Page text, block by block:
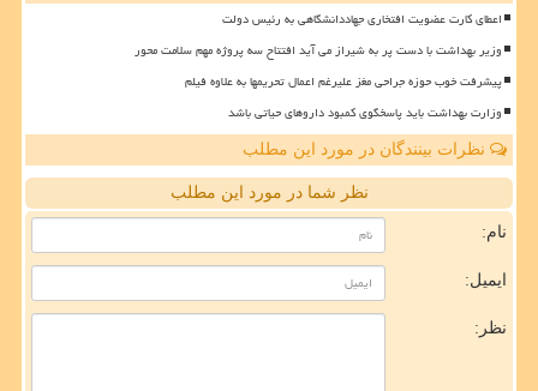
اعطای کارت عضویت افتخاری جهاددانشگاهی به رئیس دولت
وزیر بهداشت با دست پر به شیراز می آید افتتاح سه پروژه مهم سلامت محور
پیشرفت خوب حوزه جراحی مغز علیرغم اعمال تحریمها به علاوه فیلم
وزارت بهداشت باید پاسخگوی کمبود داروهای حیاتی باشد
نظرات بینندگان در مورد این مطلب
نظر شما در مورد این مطلب
نام:
ایمیل:
نظر: